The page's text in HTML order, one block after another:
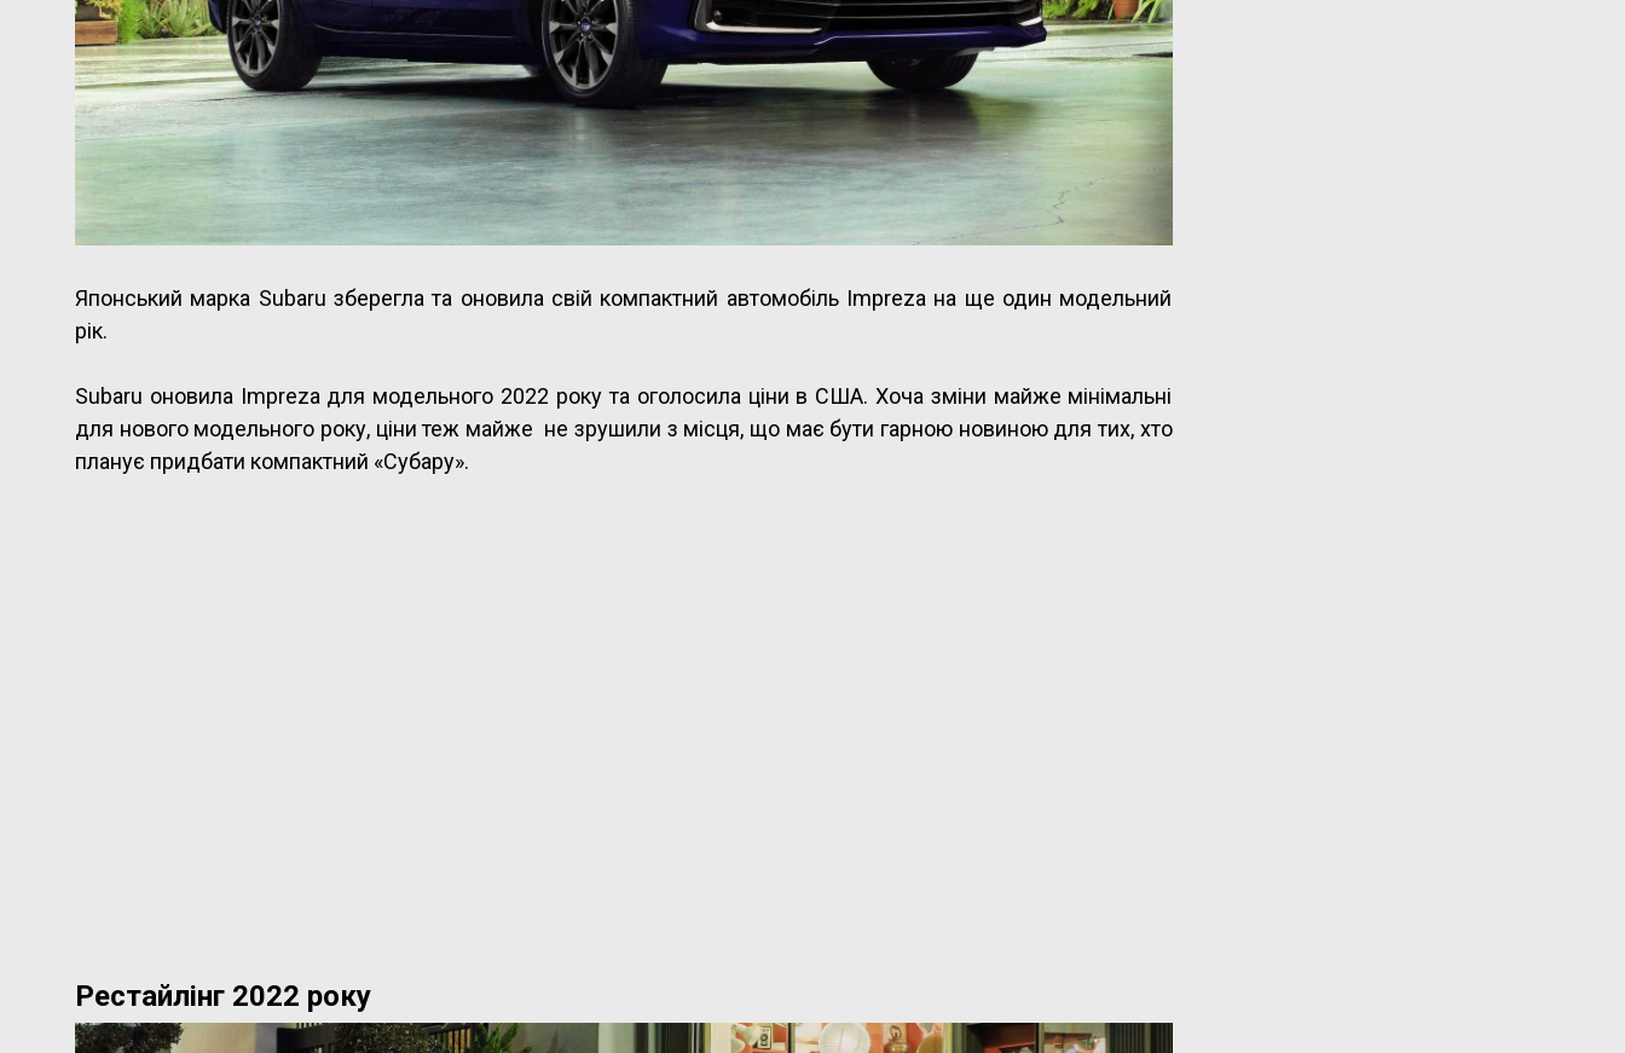
Японський марка Subaru зберегла та оновила свій компактний автомобіль Impreza на ще один модельний
рік.
Subaru оновила Impreza для модельного 2022 року та оголосила ціни в США. Хоча зміни майже мінімальні
для нового модельного року, ціни теж майже не зрушили з місця, що має бути гарною новиною для тих, хто
планує придбати компактний «Субару».
Рестайлінг 2022 року